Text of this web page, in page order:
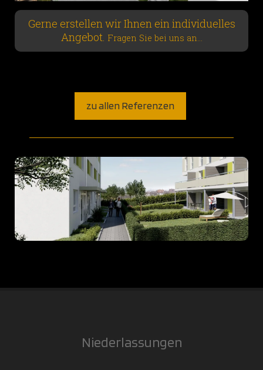
Gerne erstellen wir Ihnen ein individuelles
Angebot. Fragen Sie bei uns an...
zu allen Referenzen
Niederlassungen